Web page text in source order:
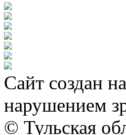
Сайт создан
нарушением
© Тульская